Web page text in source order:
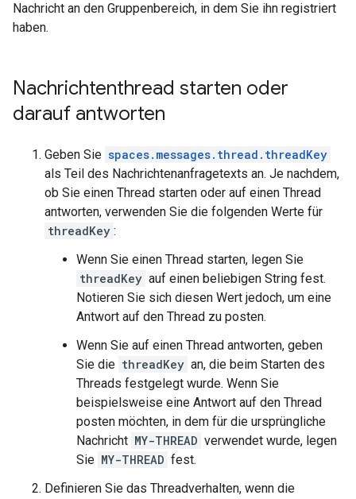
Nachricht an den Gruppenbereich, in dem Sie ihn registriert
haben.
Nachrichtenthread starten oder
darauf antworten
Geben Sie spaces.messages.thread.threadKey
als Teil des Nachrichtenanfragetexts an. Je nachdem,
ob Sie einen Thread starten oder auf einen Thread
antworten, verwenden Sie die folgenden Werte für
threadKey :
Wenn Sie einen Thread starten, legen Sie
threadKey auf einen beliebigen String fest.
Notieren Sie sich diesen Wert jedoch, um eine
Antwort auf den Thread zu posten.
Wenn Sie auf einen Thread antworten, geben
Sie die threadKey an, die beim Starten des
Threads festgelegt wurde. Wenn Sie
beispielsweise eine Antwort auf den Thread
posten möchten, in dem für die ursprüngliche
Nachricht MY-THREAD verwendet wurde, legen
Sie MY-THREAD fest.
Definieren Sie das Threadverhalten, wenn die